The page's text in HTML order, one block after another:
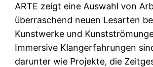
ARTE zeigt eine Auswahl von
überraschend neuen Lesarten
Kunstwerke und
Immersive Klangerfahrungen
darunter wie Projekte, die